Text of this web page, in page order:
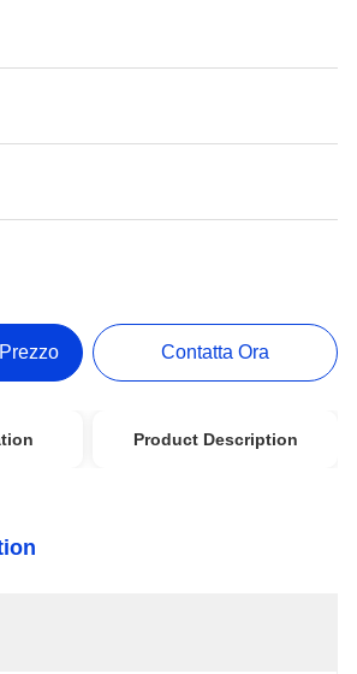
Contatta Ora
Product Description